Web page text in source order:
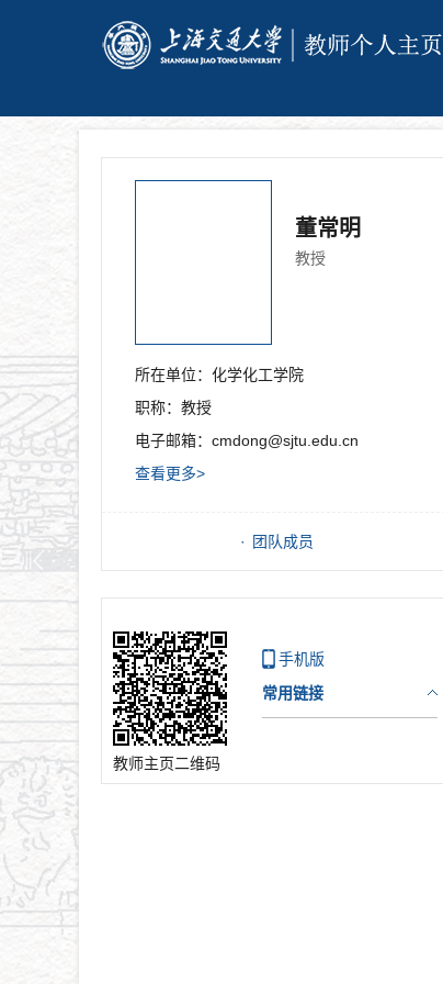
董常明
教授
所在单位： 化学化工学院
职称： 教授
电子邮箱： cmdong@sjtu.edu.cn
查看更多>
团队成员
教师主页二维码
手机版
常用链接